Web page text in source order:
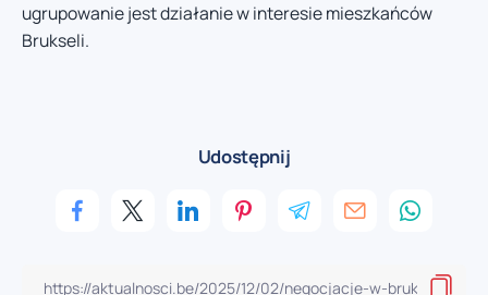
ugrupowanie jest działanie w interesie mieszkańców
Brukseli.
Udostępnij